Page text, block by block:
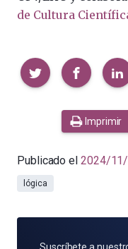
de Cultura
Compartir
Imprimir
Publicado el 2024/
lógica
SUSCRÍBETE